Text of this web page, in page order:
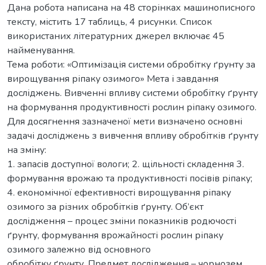
Дана робота написана на 48 сторінках машинописного
тексту, містить 17 таблиць, 4 рисунки. Список
використаних літературних джерел включає 45
найменування.
Тема роботи: «Оптимізація системи обробітку ґрунту за
вирощування ріпаку озимого» Мета і завдання
досліджень. Вивченні впливу системи обробітку ґрунту
на формування продуктивності рослин ріпаку озимого.
Для досягнення зазначеної мети визначено основні
задачі досліджень з вивчення впливу обробітків ґрунту
на зміну:
1. запасів доступної вологи; 2. щільності складення 3.
формування врожаю та продуктивності посівів ріпаку;
4. економічної ефективності вирощування ріпаку
озимого за різних обробітків ґрунту. Об’єкт
дослідження – процес зміни показників родючості
ґрунту, формування врожайності рослин ріпаку
озимого залежно від основного